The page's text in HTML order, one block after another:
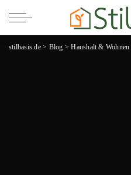
stilbasis.de> Blog >Haushalt & Wohnen